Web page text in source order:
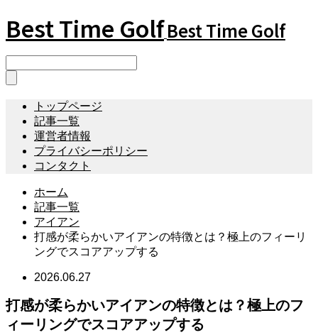
Best Time GolfBest Time Golf
トップページ
記事一覧
運営者情報
プライバシーポリシー
コンタクト
ホーム
記事一覧
アイアン
打感が柔らかいアイアンの特徴とは？極上のフィーリ
ングでスコアアップする
2026.06.27
打感が柔らかいアイアンの特徴とは？極上のフ
ィーリングでスコアアップする